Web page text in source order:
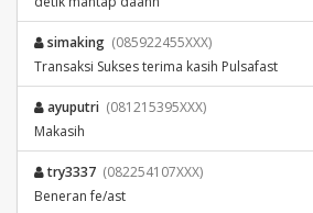
simaking (085922455XXX)
Transaksi Sukses terima kasih Pulsafast
ayuputri (081215395XXX)
Makasih
try3337 (082254107XXX)
Beneran fe/ast